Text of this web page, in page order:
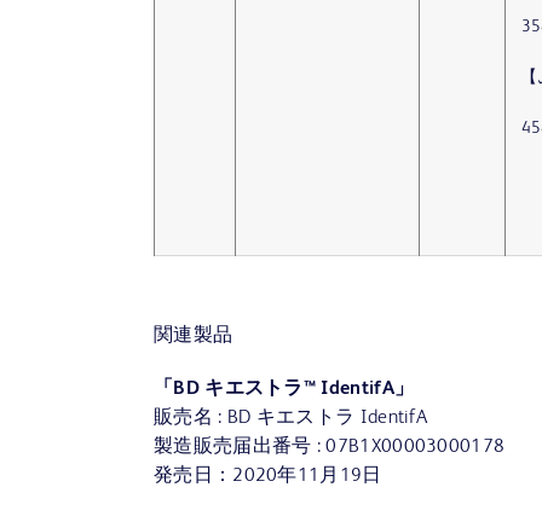
関連製品
「BD キエストラ™ IdentifA」
販売名 : BD キエストラ IdentifA
製造販売届出番号 : 07B1X00003000178
発売日：2020年11月19日